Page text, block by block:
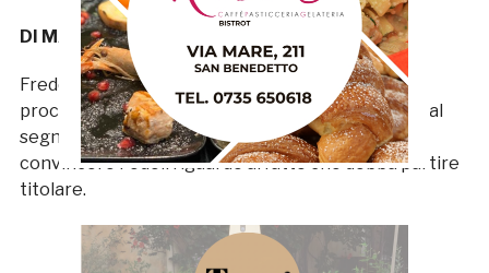
DI MASSIMO 6,5
Freddo dagli undici metri trasformando il rigore
procurato da Mancuso. Nel finale va ad un passo dal
segnare il gol del quattro a quattro, facendo
convincere Fedeli riguardo al fatto che debba partire
titolare.